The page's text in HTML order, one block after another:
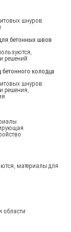
шнуров.
бетонных швов
решений
колодца
шнуров:
решения,
материалы для
области